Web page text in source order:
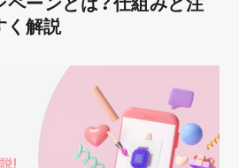
く解説